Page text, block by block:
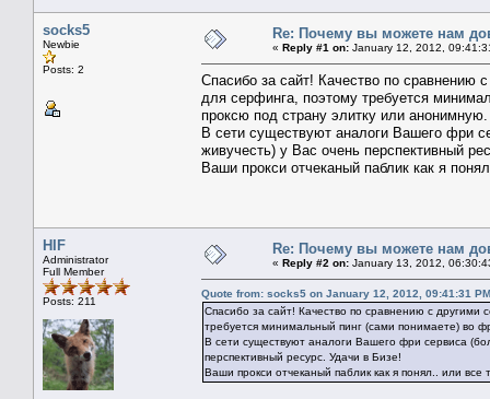
socks5
Newbie
Posts: 2
Re: Почему вы можете нам
« Reply #1 on: January 12, 2012,
Спасибо за сайт! Качество по сравнению
для серфинга, поэтому требуется
проксю под страну элитку или анонимную.
В сети существуют аналоги Вашего фри
живучесть) у Вас очень перспективный
Ваши прокси отчеканый паблик как я
HIF
Administrator
Full Member
Posts: 211
Re: Почему вы можете нам
« Reply #2 on: January 13, 2012,
Quote from: socks5 on January 12, 2012, 09:41:31 PM
Спасибо за сайт! Качество по сравнению с другими
требуется минимальный пинг (сами понимаете) во
В сети существуют аналоги Вашего фри сервиса
перспективный ресурс. Удачи в Бизе!
Ваши прокси отчеканый паблик как я понял.. или все